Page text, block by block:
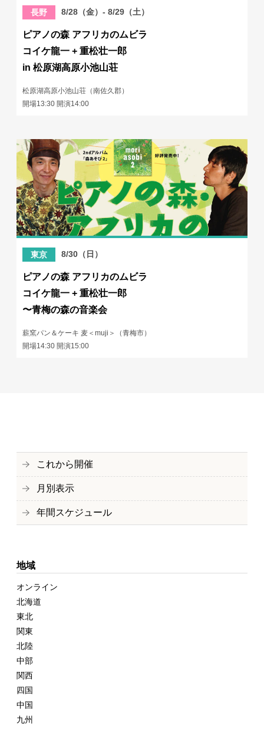
長野 8/28（金）- 8/29（土）
ピアノの森 アフリカのムビラ
コイケ龍一 + 重松壮一郎
in 松原湖高原小池山荘
松原湖高原小池山荘（南佐久郡）
開場13:30 開演14:00
東京 8/30（日）
ピアノの森 アフリカのムビラ
コイケ龍一 + 重松壮一郎
〜青梅の森の音楽会
薪窯パン＆ケーキ 麦＜muji＞（青梅市）
開場14:30 開演15:00
これから開催
月別表示
年間スケジュール
地域
オンライン
北海道
東北
関東
北陸
中部
関西
四国
中国
九州